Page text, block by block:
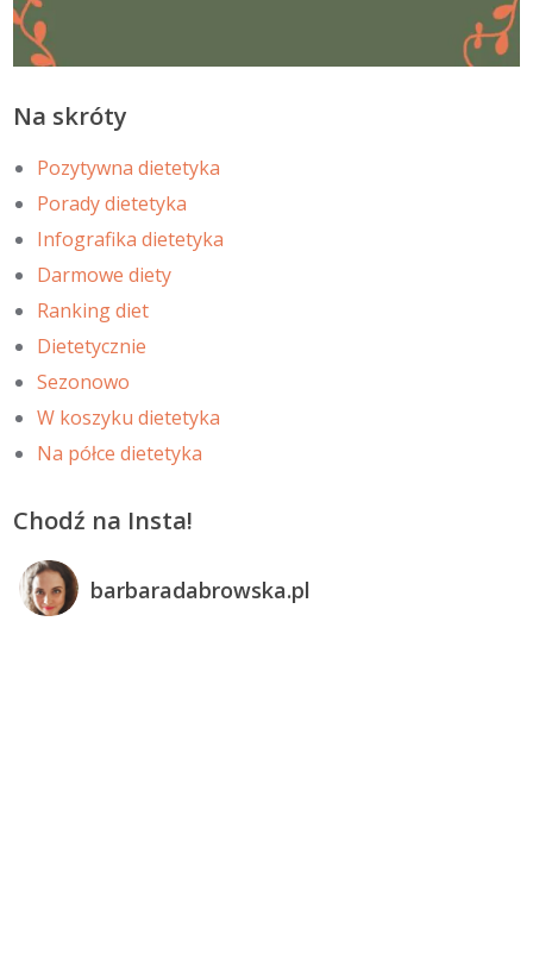
Na skróty
Pozytywna dietetyka
Porady dietetyka
Infografika dietetyka
Darmowe diety
Ranking diet
Dietetycznie
Sezonowo
W koszyku dietetyka
Na półce dietetyka
Chodź na Insta!
barbaradabrowska.pl